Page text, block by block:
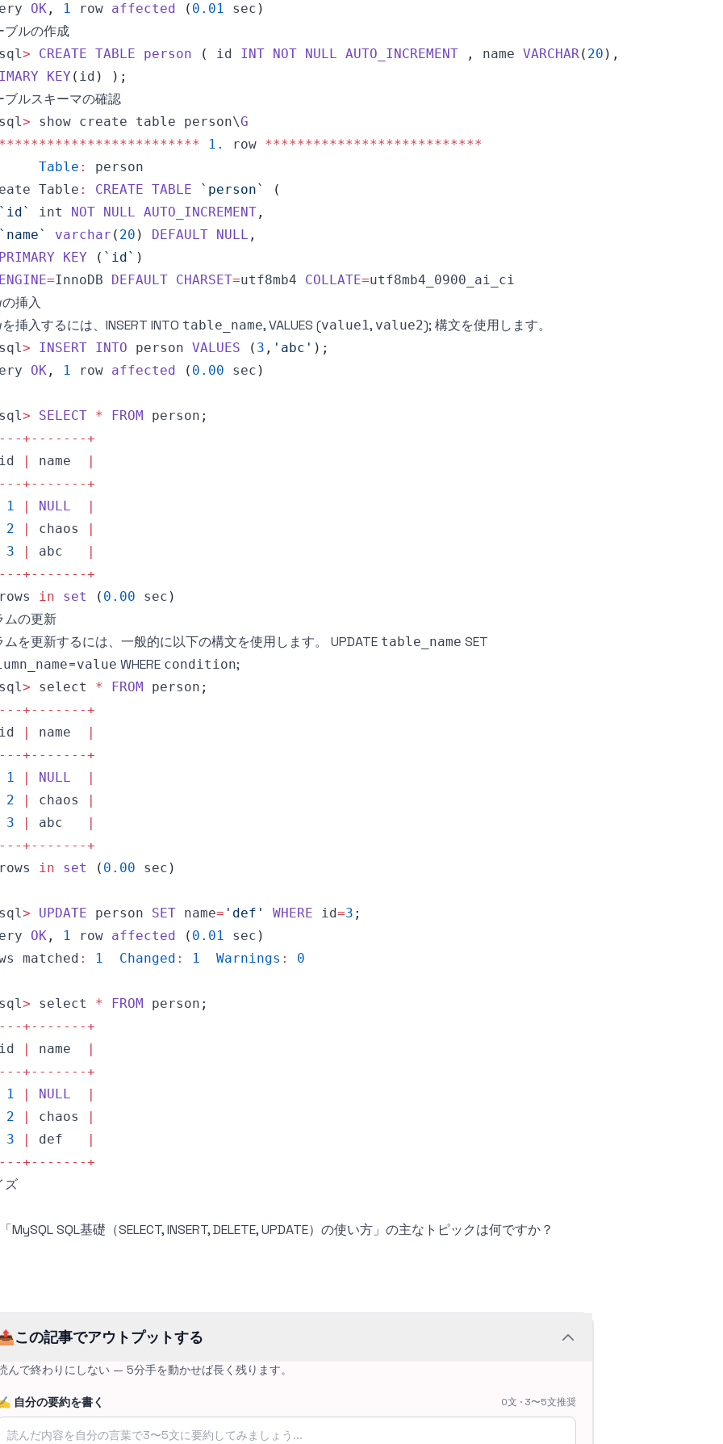
OK , 1 row affected ( 0.01 sec )
ブルの作成
> CREATE TABLE person ( id INT NOT NULL AUTO_INCREMENT , name VARCHAR( 20 ) ,
KEY ( id ) ) ;
ブルスキーマの確認
> show create table person\G
************************* 1. row ***************************
Table :
Table : CREATE TABLE ` person`
(
` id` int NOT NULL AUTO_INCREMENT ,
` name` varchar ( 20 ) DEFAULT NULL ,
PRIMARY
KEY ( ` id` )
ENGINE=InnoDB DEFAULT CHARSET=utf8mb4 COLLATE=
挿入
挿入するには、INSERT INTO table_name, VALUES (value1, value2); 構文を使用します。
> INSERT INTO person VALUES ( 3 , 'abc' ) ;
OK , 1 row affected ( 0.00 sec )
> SELECT * FROM person ;
--+-- -- -- -+
| name
|
--+-- -- -- -+
1 | NULL
|
2 | chaos
|
3 | abc
|
--+-- -- -- -+
in set ( 0.00 sec )
ムの更新
ムを更新するには、一般的に以下の構文を使用します。 UPDATE table_name SET
=value WHERE condition;
> select * FROM person ;
--+-- -- -- -+
| name
|
--+-- -- -- -+
1 | NULL
|
2 | chaos
|
3 | abc
|
--+-- -- -- -+
in set ( 0.00 sec )
> UPDATE person SET name= 'def' WHERE id=3 ;
OK , 1 row affected ( 0.01 sec )
matched : 1 Changed : 1 Warnings : 0
> select * FROM person ;
--+-- -- -- -+
| name
|
--+-- -- -- -+
1 | NULL
|
2 | chaos
|
3 | def
|
--+-- -- -- -+
ズ
MySQL SQL基礎（SELECT, INSERT, DELETE, UPDATE）の使い方」の主なトピックは何ですか？
この記事でアウトプットする
んで終わりにしない — 5分手を動かせば長く残ります。
自分の要約を書く 0文 · 3〜5文推奨